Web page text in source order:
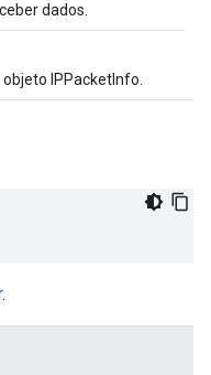
dados.
IPPacketInfo.
.